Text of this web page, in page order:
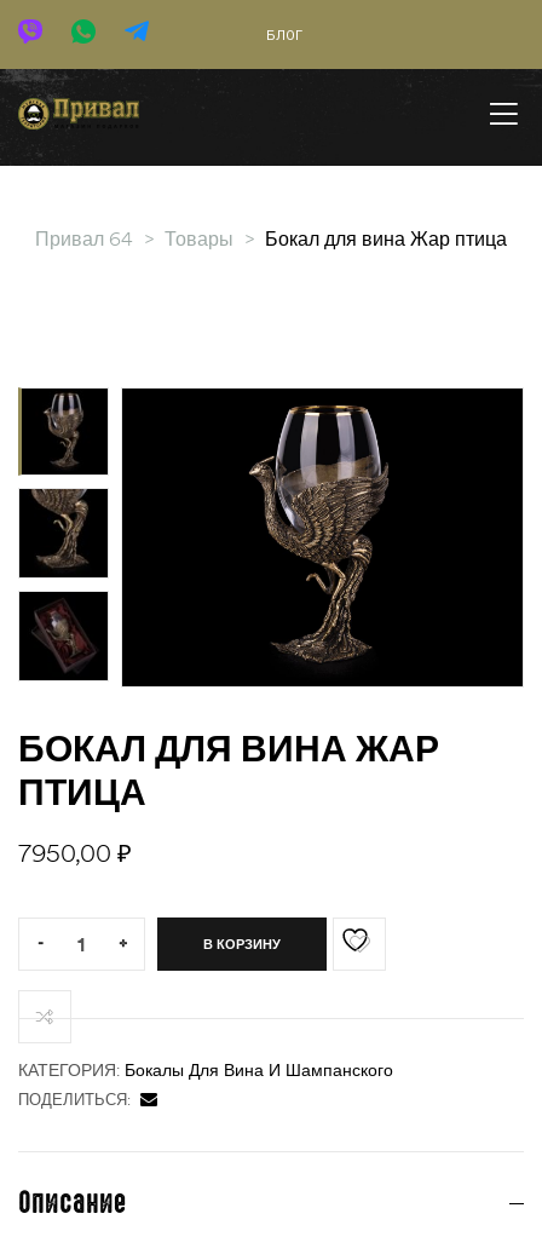
БЛОГ
Привал 64 > Товары > Бокал для вина Жар птица
БОКАЛ ДЛЯ ВИНА ЖАР
ПТИЦА
7950,00 ₽
- + В КОРЗИНУ
КАТЕГОРИЯ: Бокалы Для Вина И Шампанского
ПОДЕЛИТЬСЯ:
Описание